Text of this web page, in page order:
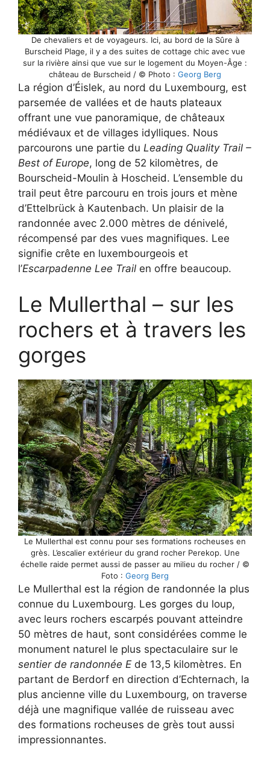
De chevaliers et de voyageurs. Ici, au bord de la Sûre à
Burscheid Plage, il y a des suites de cottage chic avec vue
sur la rivière ainsi que vue sur le logement du Moyen-Âge :
château de Burscheid / © Photo : Georg Berg
La région d’Éislek, au nord du Luxembourg, est
parsemée de vallées et de hauts plateaux
offrant une vue panoramique, de châteaux
médiévaux et de villages idylliques. Nous
parcourons une partie du Leading Quality Trail –
Best of Europe, long de 52 kilomètres, de
Bourscheid-Moulin à Hoscheid. L’ensemble du
trail peut être parcouru en trois jours et mène
d’Ettelbrück à Kautenbach. Un plaisir de la
randonnée avec 2.000 mètres de dénivelé,
récompensé par des vues magnifiques. Lee
signifie crête en luxembourgeois et
l’Escarpadenne Lee Trail en offre beaucoup.
Le Mullerthal – sur les
rochers et à travers les
gorges
Le Mullerthal est connu pour ses formations rocheuses en
grès. L’escalier extérieur du grand rocher Perekop. Une
échelle raide permet aussi de passer au milieu du rocher / ©
Foto : Georg Berg
Le Mullerthal est la région de randonnée la plus
connue du Luxembourg. Les gorges du loup,
avec leurs rochers escarpés pouvant atteindre
50 mètres de haut, sont considérées comme le
monument naturel le plus spectaculaire sur le
sentier de randonnée E de 13,5 kilomètres. En
partant de Berdorf en direction d’Echternach, la
plus ancienne ville du Luxembourg, on traverse
déjà une magnifique vallée de ruisseau avec
des formations rocheuses de grès tout aussi
impressionnantes.